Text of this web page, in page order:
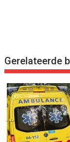
Gerelateerde